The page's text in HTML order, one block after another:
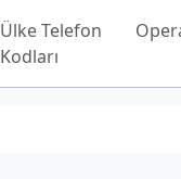
Ülke Telefon
Kodları